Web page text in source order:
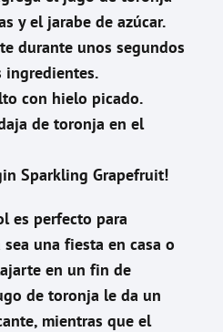
y el jarabe de azúcar.
durante unos segundos
ingredientes.
con hielo picado.
de toronja en el
Sparkling Grapefruit!
es perfecto para
una fiesta en casa o
en un fin de
de toronja le da un
mientras que el